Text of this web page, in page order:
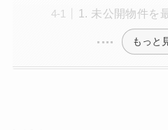
1. 未公開物件を
もっと